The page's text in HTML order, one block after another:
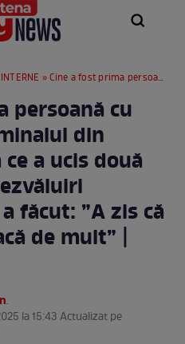
» Cine a fost prima persoană cu care a vorbit criminalul din Teleorman după ce a ucis două persoane și ce dezvăluiri cutremurătoare a făcut: ”A zis că așa trebuia să facă de mult” | FOTO
persoană cu
din
a ucis două
făcut: ”A zis că
de mult” |
.
la 15:43 Actualizat pe